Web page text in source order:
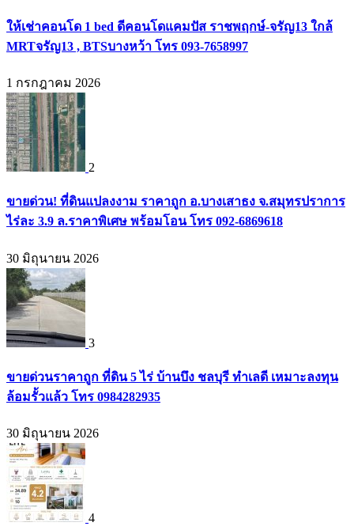
ให้เช่าคอนโด 1 bed ดีคอนโดแคมปัส ราชพฤกษ์-จรัญ13 ใกล้
MRTจรัญ13 , BTSบางหว้า โทร 093-7658997
1 กรกฎาคม 2026
2
ขายด่วน! ที่ดินแปลงงาม ราคาถูก อ.บางเสาธง จ.สมุทรปราการ
ไร่ละ 3.9 ล.ราคาพิเศษ พร้อมโอน โทร 092-6869618
30 มิถุนายน 2026
3
ขายด่วนราคาถูก ที่ดิน 5 ไร่ บ้านบึง ชลบุรี ทำเลดี เหมาะลงทุน
ล้อมรั้วแล้ว โทร 0984282935
30 มิถุนายน 2026
4